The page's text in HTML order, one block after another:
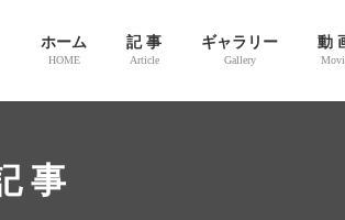
ホーム
HOME
記 事
Article
ギャラリー
Gallery
動
事